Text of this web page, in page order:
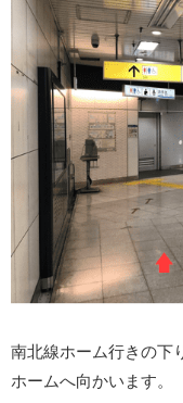
南北線ホーム行きの下
ホームへ向かいます。